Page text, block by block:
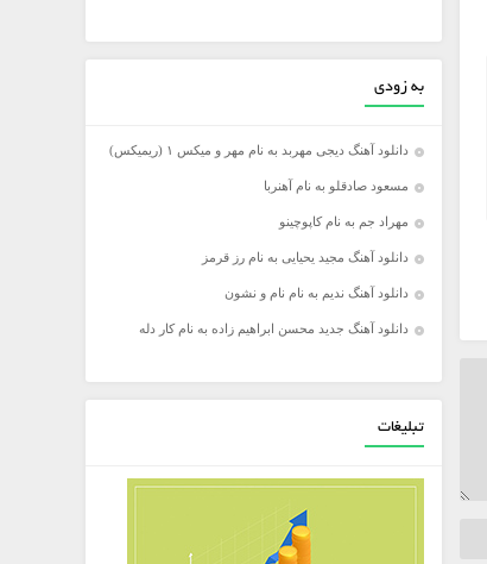
به زودی
دانلود آهنگ دیجی مهربد به نام مهر و میکس ۱ (ریمیکس)
مسعود صادقلو به نام آهنربا
مهراد جم به نام کاپوچینو
دانلود آهنگ مجید یحیایی به نام رز قرمز
دانلود آهنگ ندیم به نام نام و نشون
دانلود آهنگ جدید محسن ابراهیم زاده به نام کار دله
تبلیغات